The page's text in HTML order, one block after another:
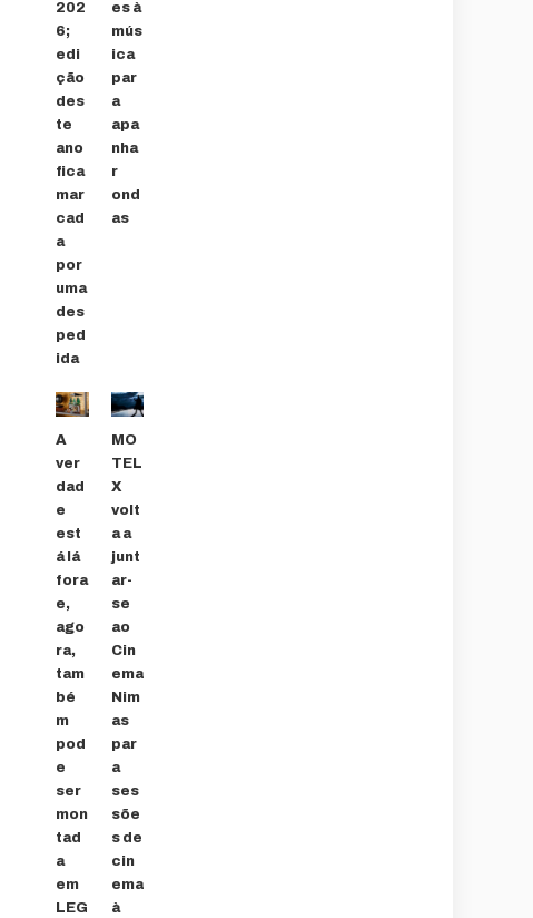
202
6;
edi
ção
des
te
ano
fica
mar
cad
a
por
uma
des
ped
ida
es à
mús
ica
par
a
apa
nha
r
ond
as
A
ver
dad
e
est
á lá
fora
e,
ago
ra,
tam
bé
m
pod
e
ser
mon
tad
a
em
LEG
MO
TEL
X
volt
a a
junt
ar-
se
ao
Cin
ema
Nim
as
par
a
ses
sõe
s de
cin
ema
à